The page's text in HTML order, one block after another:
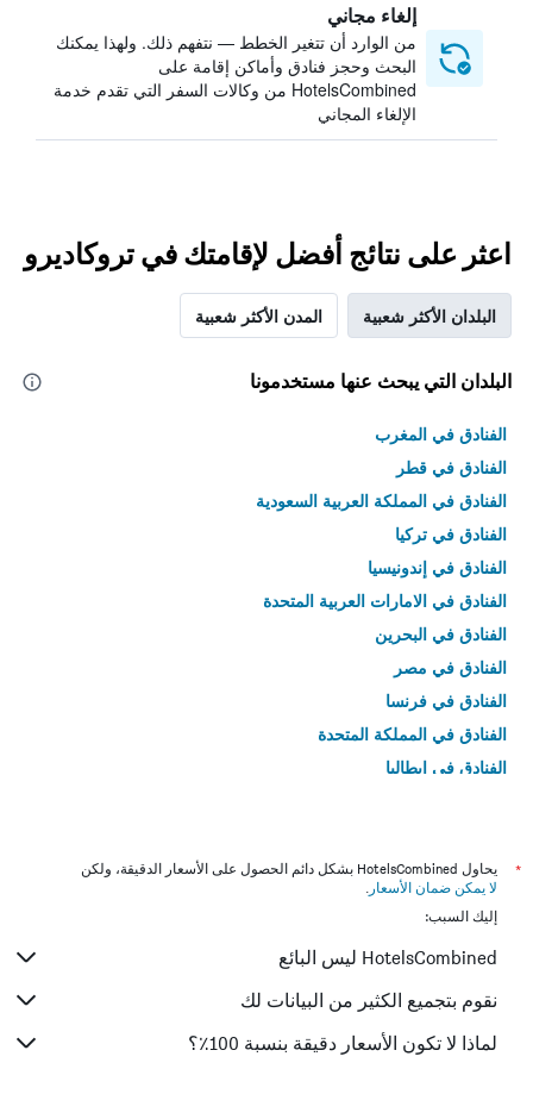
إلغاء مجاني
من الوارد أن تتغير الخطط — نتفهم ذلك. ولهذا يمكنك
البحث وحجز فنادق وأماكن إقامة على
HotelsCombined من وكالات السفر التي تقدم خدمة
الإلغاء المجاني
اعثر على نتائج أفضل لإقامتك في تروكاديرو
البلدان الأكثر شعبية المدن الأكثر شعبية
البلدان التي يبحث عنها مستخدمونا
الفنادق في المغرب
الفنادق في قطر
الفنادق في المملكة العربية السعودية
الفنادق في تركيا
الفنادق في إندونيسيا
الفنادق في الامارات العربية المتحدة
الفنادق في البحرين
الفنادق في مصر
الفنادق في فرنسا
الفنادق في المملكة المتحدة
الفنادق في إيطاليا
*
يحاول HotelsCombined بشكل دائم الحصول على الأسعار الدقيقة، ولكن
لا يمكن ضمان الأسعار .
إليك السبب:
HotelsCombined ليس البائع
نقوم بتجميع الكثير من البيانات لك
لماذا لا تكون الأسعار دقيقة بنسبة 100٪؟